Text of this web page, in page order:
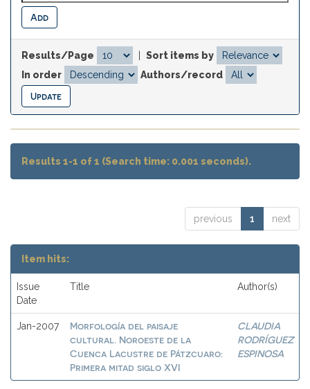
Results/Page
Sort items by
In order
Authors/record
Results 1-1 of 1 (Search time: 0.001 seconds).
previous 1 next
Item hits:
Issue
Date
Title Author(s)
Jan-2007
Morfología del paisaje
cultural. Noroeste de la
Cuenca Lacustre de Pátzcuaro:
Primera mitad siglo XVI
CLAUDIA
RODRÍGUEZ
ESPINOSA